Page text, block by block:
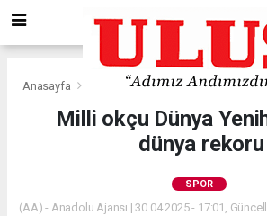
Anasayfa
Milli okçu Dünya
dünya rekoru
SPOR
(AA) - Anadolu Ajansı | 30.04.2025 - 17:01,